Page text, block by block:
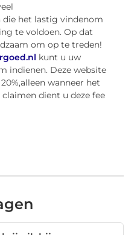
het lastig vindenom
te voldoen. Op dat
om op te treden!
kunt u uw
indienen. Deze website
alleen wanneer het
dient u deze fee